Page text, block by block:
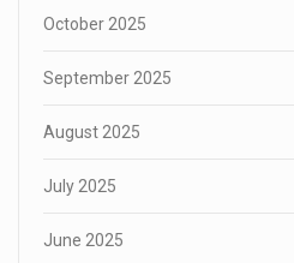
October 2025
September 2025
August 2025
July 2025
June 2025